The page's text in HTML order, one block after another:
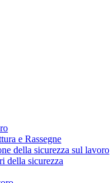
e Rassegne
della sicurezza sul lavoro
della sicurezza